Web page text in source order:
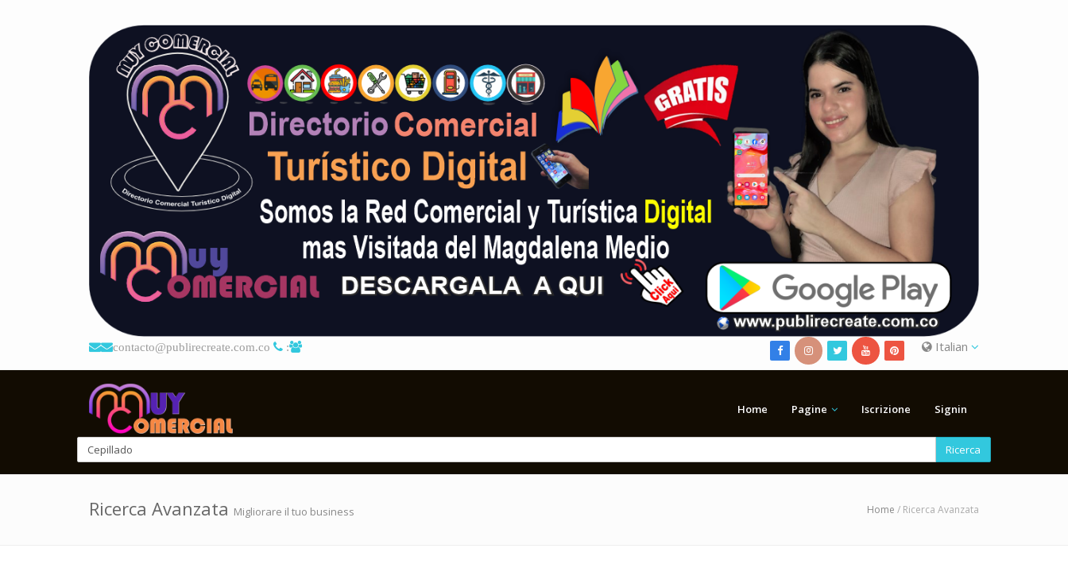
contacto@publirecreate.com.co : Italian
Home Pagine Iscrizione Signin
Ricerca
Ricerca Avanzata Migliorare il tuo business Home / Ricerca Avanzata